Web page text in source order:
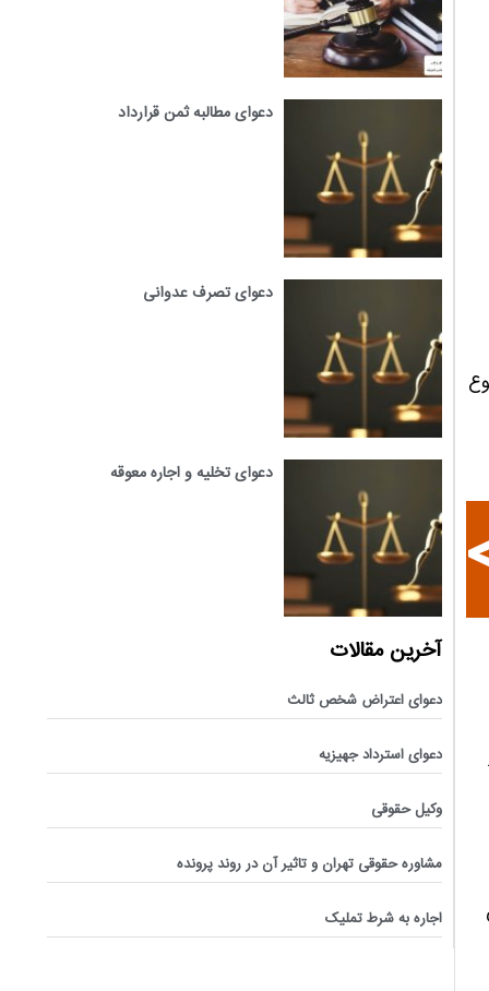
دعوای مطالبه ثمن قرارداد
دعوای تصرف عدوانی
دعوای تخلیه و اجاره معوقه
آخرین مقالات
دعوای اعتراض شخص ثالث
دعوای استرداد جهیزیه
وکیل حقوقی
مشاوره حقوقی تهران و تاثیر آن در روند پرونده
اجاره به شرط تملیک